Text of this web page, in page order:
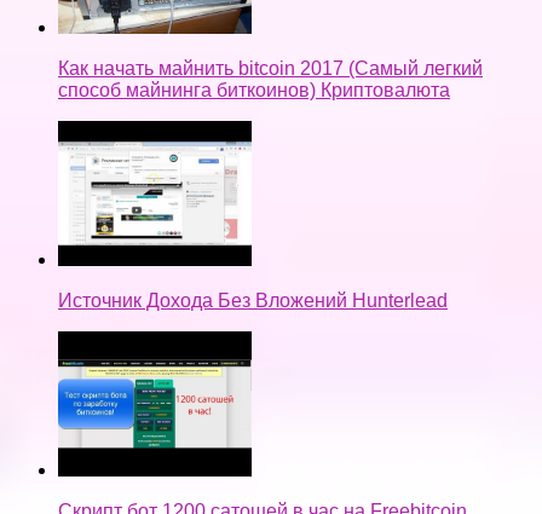
Как начать майнить bitcoin 2017 (Самый легкий
способ майнинга биткоинов) Криптовалюта
Источник Дохода Без Вложений Hunterlead